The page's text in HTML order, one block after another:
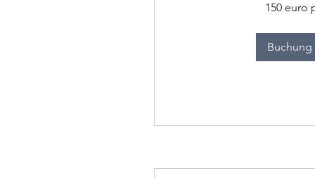
150 euro